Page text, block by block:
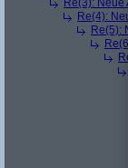
Re(3):
Re(4):
Re(5):